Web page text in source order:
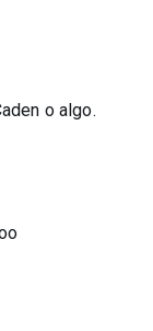
o algo.